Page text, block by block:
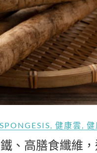
健康雲 健
、高膳食纖維，